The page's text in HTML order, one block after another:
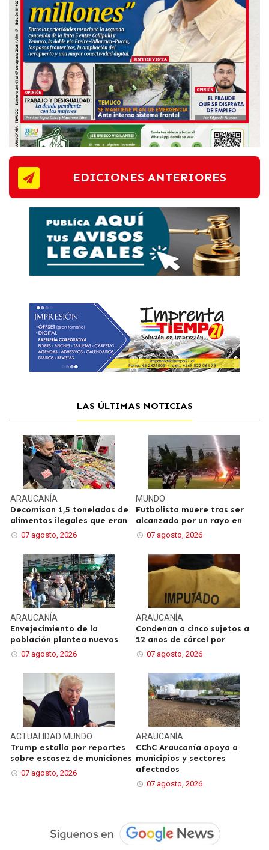
EDICIONES ANTERIORES
LAS ÚLTIMAS NOTICIAS
ARAUCANÍA
Decomisan 1,5 toneladas de
alimentos ilegales que eran
07 agosto, 2026
MUNDO
Futbolista muere tras ser
alcanzado por un rayo en
07 agosto, 2026
ARAUCANÍA
Envejecimiento de la
población plantea nuevos
07 agosto, 2026
ARAUCANÍA
Condenan a cinco sujetos a
12 años de cárcel por
07 agosto, 2026
ACTUALIDAD MUNDO
Trump estalla por reportes
sobre escasez de municiones
07 agosto, 2026
ARAUCANÍA
CChC Araucanía apoya a
municipios y sectores
afectados
07 agosto, 2026